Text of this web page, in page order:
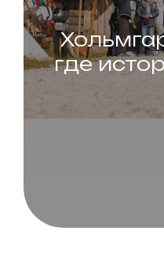
где